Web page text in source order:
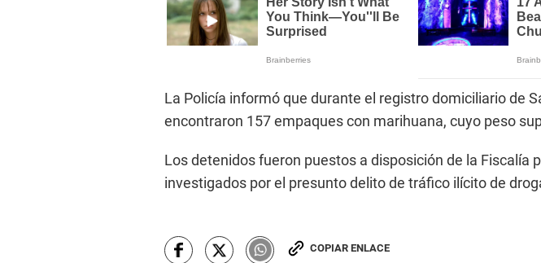
La Policía informó que durante el registro domiciliario de
encontraron 157 empaques con marihuana, cuyo peso
Los detenidos fueron puestos a disposición de la Fiscalía
investigados por el presunto delito de tráfico ilícito de
COPIAR ENLACE